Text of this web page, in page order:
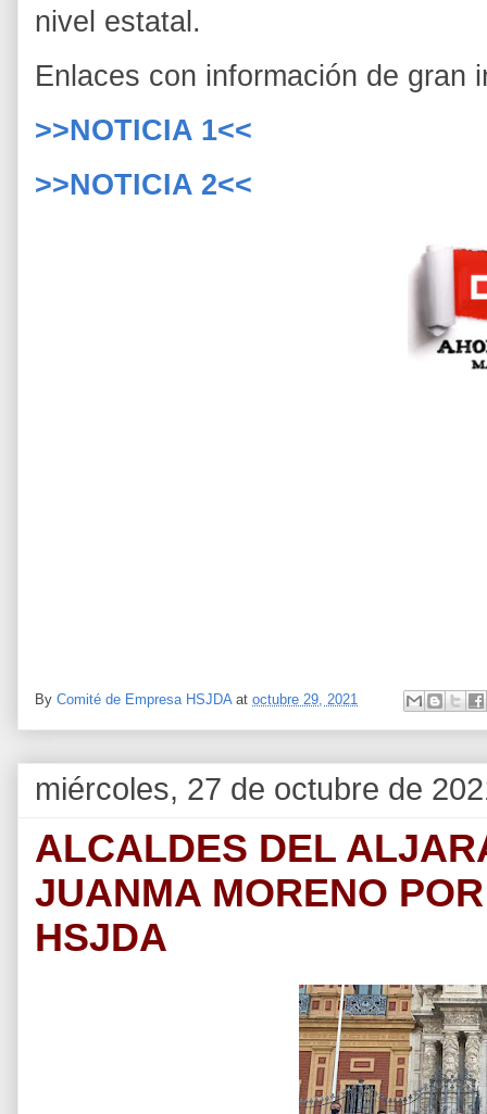
nivel estatal.
Enlaces con información de gran
>>NOTICIA 1<<
>>NOTICIA 2<<
By Comité de Empresa HSJDA at octubre 29, 2021
miércoles, 27 de octubre de
ALCALDES DEL
JUANMA MORENO
HSJDA